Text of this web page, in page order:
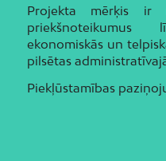
Projekta mērķis ir
ekonomiskās un
pilsētas
Piekļūstamības